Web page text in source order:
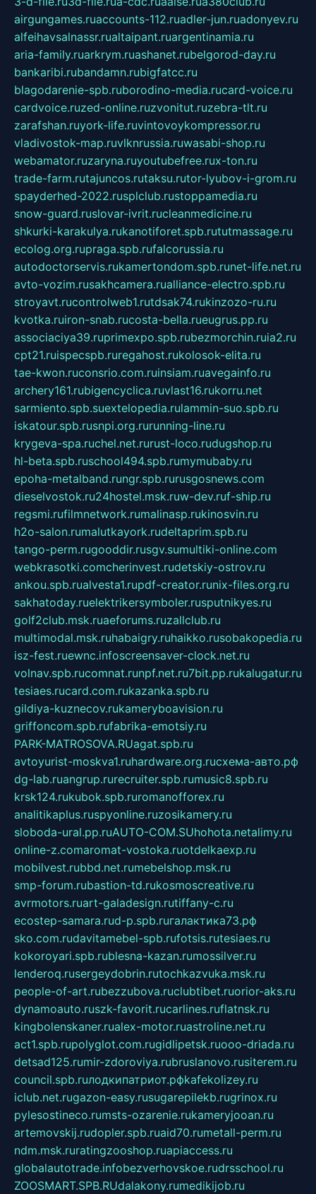
airgungames.ruaccounts-112.ruadler-jun.ruadonyev.ru
alfeihavsalnassr.rualtaipant.ruargentinamia.ru
aria-family.ruarkrym.ruashanet.rubelgorod-day.ru
bankaribi.rubandamn.rubigfatcc.ru
blagodarenie-spb.ruborodino-media.rucard-voice.ru
cardvoice.ruzed-online.ruzvonitut.ruzebra-tlt.ru
zarafshan.ruyork-life.ruvintovoykompressor.ru
vladivostok-map.ruvlknrussia.ruwasabi-shop.ru
webamator.ruzaryna.ruyoutubefree.rux-ton.ru
trade-farm.rutajuncos.rutaksu.rutor-lyubov-i-grom.ru
spayderhed-2022.rusplclub.rustoppamedia.ru
snow-guard.ruslovar-ivrit.rucleanmedicine.ru
shkurki-karakulya.rukanotiforet.spb.rututmassage.ru
ecolog.org.rupraga.spb.rufalcorussia.ru
autodoctorservis.rukamertondom.spb.runet-life.net.ru
avto-vozim.rusakhcamera.rualliance-electro.spb.ru
stroyavt.rucontrolweb1.rutdsak74.rukinzozo-ru.ru
kvotka.ruiron-snab.rucosta-bella.rueugrus.pp.ru
associaciya39.ruprimexpo.spb.rubezmorchin.ruia2.ru
cpt21.ruispecspb.ruregahost.rukolosok-elita.ru
tae-kwon.ruconsrio.com.ruinsiam.ruavegainfo.ru
archery161.rubigencyclica.ruvlast16.rukorru.net
sarmiento.spb.suextelopedia.rulammin-suo.spb.ru
iskatour.spb.rusnpi.org.rurunning-line.ru
krygeva-spa.ruchel.net.rurust-loco.rudugshop.ru
hl-beta.spb.ruschool494.spb.rumymubaby.ru
epoha-metalband.rungr.spb.rurusgosnews.com
dieselvostok.ru24hostel.msk.ruw-dev.ruf-ship.ru
regsmi.rufilmnetwork.rumalinasp.rukinosvin.ru
h2o-salon.rumalutkayork.rudeltaprim.spb.ru
tango-perm.rugooddir.rusgv.sumultiki-online.com
webkrasotki.comcherinvest.rudetskiy-ostrov.ru
ankou.spb.rualvesta1.rupdf-creator.runix-files.org.ru
sakhatoday.ruelektrikersymboler.rusputnikyes.ru
golf2club.msk.ruaeforums.ruzallclub.ru
multimodal.msk.ruhabaigry.ruhaikko.rusobakopedia.ru
isz-fest.ruewnc.infoscreensaver-clock.net.ru
volnav.spb.rucomnat.runpf.net.ru7bit.pp.rukalugatur.ru
tesiaes.rucard.com.rukazanka.spb.ru
gildiya-kuznecov.rukameryboavision.ru
griffoncom.spb.rufabrika-emotsiy.ru
PARK-MATROSOVA.RUagat.spb.ru
avtoyurist-moskva1.ruhardware.org.ruсхема-авто.рф
dg-lab.ruangrup.rurecruiter.spb.rumusic8.spb.ru
krsk124.rukubok.spb.ruromanofforex.ru
analitikaplus.ruspyonline.ruzosikamery.ru
sloboda-ural.pp.ruAUTO-COM.SUhohota.netalimy.ru
online-z.comaromat-vostoka.ruotdelkaexp.ru
mobilvest.rubbd.net.rumebelshop.msk.ru
smp-forum.rubastion-td.rukosmoscreative.ru
avrmotors.ruart-galadesign.rutiffany-c.ru
ecostep-samara.rud-p.spb.ruгалактика73.рф
sko.com.rudavitamebel-spb.rufotsis.rutesiaes.ru
kokoroyari.spb.rublesna-kazan.rumossilver.ru
lenderoq.rusergeydobrin.rutochkazvuka.msk.ru
people-of-art.rubezzubova.ruclubtibet.ruorior-aks.ru
dynamoauto.ruszk-favorit.rucarlines.ruflatnsk.ru
kingbolenskaner.rualex-motor.ruastroline.net.ru
act1.spb.rupolyglot.com.rugidlipetsk.ruooo-driada.ru
detsad125.rumir-zdoroviya.rubruslanovo.rusiterem.ru
council.spb.ruлодкипатриот.рфkafekolizey.ru
iclub.net.rugazon-easy.rusugarepilekb.rugrinox.ru
pylesostineco.rumsts-ozarenie.rukameryjooan.ru
artemovskij.rudopler.spb.ruaid70.rumetall-perm.ru
ndm.msk.ruratingzooshop.ruapiaccess.ru
globalautotrade.infobezverhovskoe.rudrsschool.ru
ZOOSMART.SPB.RUdalakony.rumedikijob.ru